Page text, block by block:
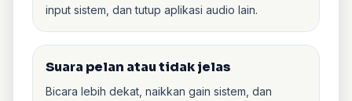
input sistem, dan tutup aplikasi audio lain.
Suara pelan atau tidak jelas
Bicara lebih dekat, naikkan gain sistem, dan